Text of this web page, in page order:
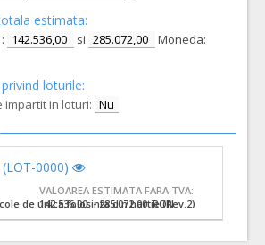
estimata:
142.536,00 si 285.072,00
Moneda:
loturile:
impartit in loturi: Nu
0000)
de unica folosinta din hartie (Rev.2)
VALOAREA ESTIMATA FARA TVA:
142.536,00 - 285.072,00 RON